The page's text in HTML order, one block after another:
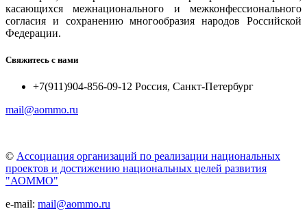
касающихся межнационального и межконфессионального
согласия и сохранению многообразия народов Российской
Федерации.
Свяжитесь с нами
+7(911)904-856-09-12 Россия, Санкт-Петербург
mail@aommo.ru
© Ассоциация организаций по реализации национальных
проектов и достижению национальных целей развития
"АОММО"
e-mail: mail@aommo.ru